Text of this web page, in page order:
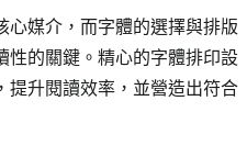
心媒介，而字體的選擇與排版
性的關鍵。精心的字體排印設
提升閱讀效率，並營造出符合